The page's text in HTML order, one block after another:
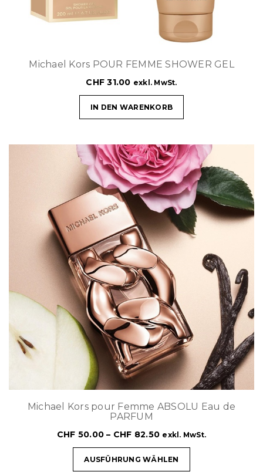
Michael Kors POUR FEMME SHOWER GEL
CHF 31.00 exkl. MwSt.
IN DEN WARENKORB
Michael Kors pour Femme ABSOLU Eau de
PARFUM
CHF 50.00 – CHF 82.50 exkl. MwSt.
AUSFÜHRUNG WÄHLEN